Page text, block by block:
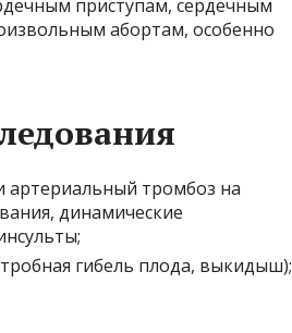
приступам, сердечным
абортам, особенно
тромбоз на
динамические
гибель плода, выкидыш);